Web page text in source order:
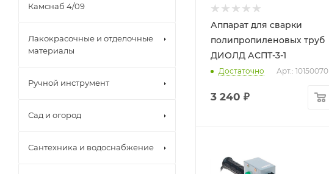
Аппарат для сварки
полипропиленовых труб
ДИОЛД АСПТ-3-1
Достаточно Арт.: 10150070
3 240 ₽
Камснаб 4/09
Лакокрасочные и отделочные
материалы
Ручной инструмент
Сад и огород
Сантехника и водоснабжение